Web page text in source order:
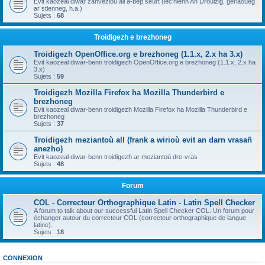
ar stlenneg, h.a.)
Sujets : 68
Troidigezh e brezhoneg
Troidigezh OpenOffice.org e brezhoneg (1.1.x, 2.x ha 3.x)
Evit kaozeal diwar-benn troidigezh OpenOffice.org e brezhoneg (1.1.x, 2.x ha
3.x)
Sujets : 59
Troidigezh Mozilla Firefox ha Mozilla Thunderbird e
brezhoneg
Evit kaozeal diwar-benn troidigezh Mozilla Firefox ha Mozilla Thunderbird e
brezhoneg
Sujets : 37
Troidigezh meziantoù all (frank a wirioù evit an darn vrasañ
anezho)
Evit kaozeal diwar-benn troidigezh ar meziantoù dre-vras
Sujets : 48
Forum
COL - Correcteur Orthographique Latin - Latin Spell Checker
A forum to talk about our successful Latin Spell Checker COL. Un forum pour
échanger autour du correcteur COL (correcteur orthographique de langue
latine).
Sujets : 18
CONNEXION